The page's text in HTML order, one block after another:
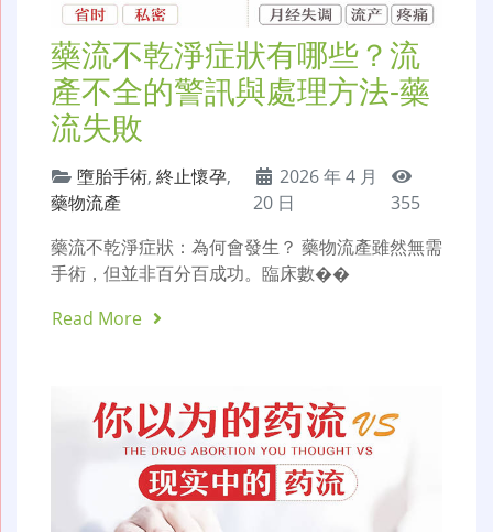
藥流不乾淨症狀有哪些？流
產不全的警訊與處理方法-藥
流失敗
墮胎手術, 終止懷孕,
藥物流產
2026 年 4 月
20 日
355
藥流不乾淨症狀：為何會發生？ 藥物流產雖然無需
手術，但並非百分百成功。臨床數��
Read More